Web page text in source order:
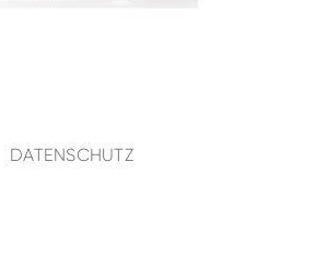
DATENSCHUTZ